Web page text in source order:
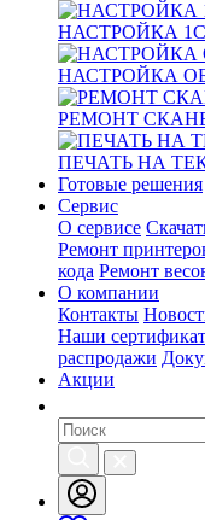
НАСТРОЙКА 1С
НАСТРОЙКА
РЕМОНТ
ПЕЧАТЬ НА
Готовые решения
Сервис
О сервисе
Ремонт
кода Ремонт
О компании
Контакты
Наши
распродажи
Акции